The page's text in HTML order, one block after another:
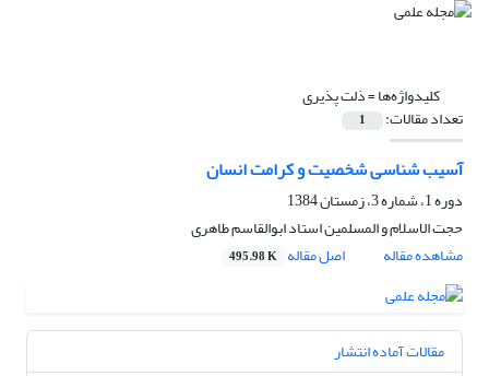
کلیدواژه‌ها =ذلت پذیری
تعداد مقالات: 1
آسیب شناسی شخصیت و کرامت انسان
دوره 1، شماره 3، زمستان 1384
حجت الاسلام و المسلمین استاد ابوالقاسم طاهری
مشاهده مقاله
اصل مقاله 495.98 K
مقالات آماده انتشار